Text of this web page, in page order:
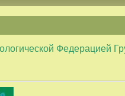
Федерацией